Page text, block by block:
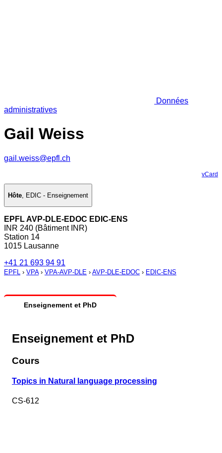
Données
administratives
Gail Weiss
gail.weiss@epfl.ch
vCard
Hôte, EDIC - Enseignement
EPFL AVP-DLE-EDOC EDIC-ENS
INR 240 (Bâtiment INR)
Station 14
1015 Lausanne
+41 21 693 94 91
EPFL › VPA› VPA-AVP-DLE › AVP-DLE-EDOC › EDIC-ENS
Enseignement et PhD
Enseignement et PhD
Cours
Topics in Natural language processing
CS-612